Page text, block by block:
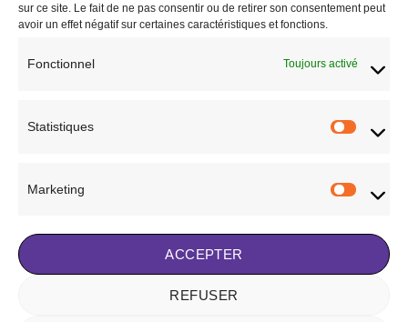
sur ce site. Le fait de ne pas consentir ou de retirer son consentement peut
avoir un effet négatif sur certaines caractéristiques et fonctions.
Fonctionnel Toujours activé
Statistiques
Marketing
ACCEPTER
REFUSER
foncé
Ce
plusieurs
variations.
souhaits
variations.
options
souhaits
Visa Stripe